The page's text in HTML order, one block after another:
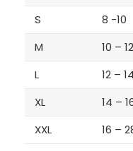
S
8 -10
M
10 – 12
L
12 – 14
XL
14 –
XXL
16 –